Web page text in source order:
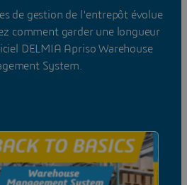
de gestion de l'entrepôt évolue
comment garder une longueur
DELMIA Apriso Warehouse
System.